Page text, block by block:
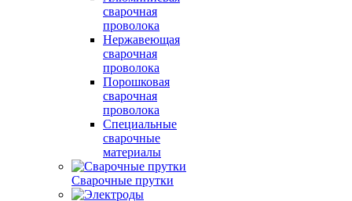
сварочная
проволока
Нержавеющая
сварочная
проволока
Порошковая
сварочная
проволока
Специальные
сварочные
материалы
Сварочные прутки